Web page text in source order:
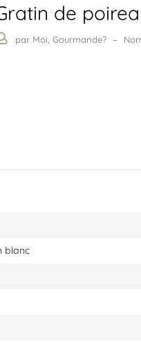
de
par Moi, Gourmande? –
blanc